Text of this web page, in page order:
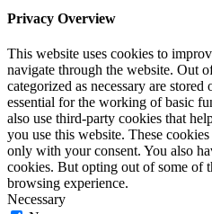
Privacy Overview
This website uses cookies to
navigate through the website. Out
categorized as necessary are
essential for the working of basic
also use third-party cookies that
you use this website. These
only with your consent. You also
cookies. But opting out of some of
browsing experience.
Necessary